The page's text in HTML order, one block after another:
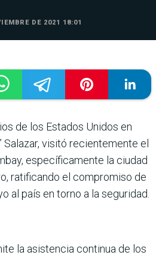
DE 2021 18:01
de los Estados Unidos en
Salazar, visitó recientemente el
específicamente la ciudad
ratificando el compromiso de
al país en torno a la seguridad.
la asistencia continua de los